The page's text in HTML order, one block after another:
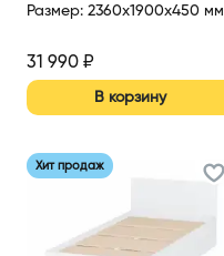
Размер: 2360x1900x450 мм
31 990 ₽
В корзину
Хит продаж